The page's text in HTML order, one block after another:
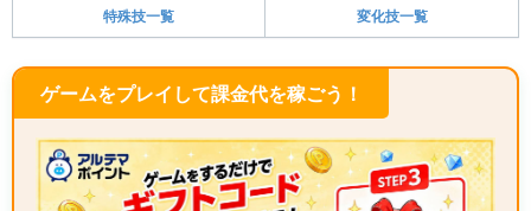
特殊技一覧 変化技一覧
ゲームをプレイして課金代を稼ごう！